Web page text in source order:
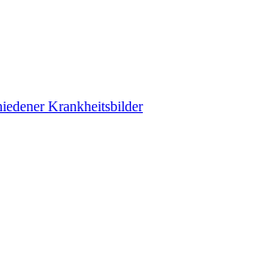
Krankheitsbilder